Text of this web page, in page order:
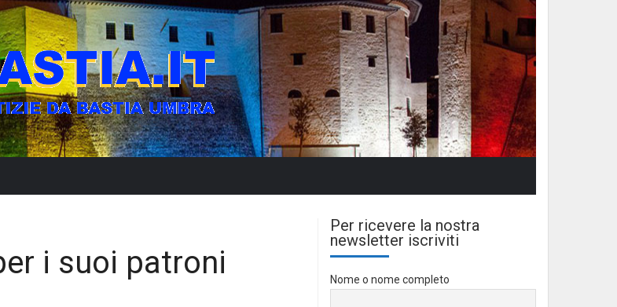
i suoi patroni
Per ricevere la nostra
newsletter iscriviti
Nome o nome completo